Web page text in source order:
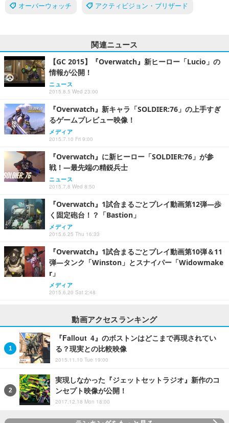
オーバーウォッチ アクティビジョン・ブリザード
関連ニュース
【GC 2015】『Overwatch』新ヒーロー「Lucio」の
情報が公開！
ニュース
2015.8.5 Wed 23:00
『Overwatch』新キャラ「SOLDIER:76」の上手すぎ
るゲームプレビュー映像！
メディア
2015.7.10 Fri 9:00
『Overwatch』に新ヒーロー「SOLDIER:76」が参
戦！―最先端の精鋭兵士
ニュース
2015.7.8 Wed 8:50
『Overwatch』1試合まるごとプレイ動画第12弾―歩
く固定砲台！？「Bastion」
メディア
2015.6.25 Thu 16:33
『Overwatch』1試合まるごとプレイ動画第10弾＆11
弾―タンク「Winston」とスナイパー「Widowmake
r」
メディア
2015.6.20 Sat 2:48
動画アクセスランキング
『Fallout 4』のボストンはどこまで再現されてい
る？現実との比較映像
2015.11.10 Tue 19:00
実現しなかった『ジェットセットラジオ』新作のコ
ンセプト映像が公開！
2017.12.18 Mon 18:00